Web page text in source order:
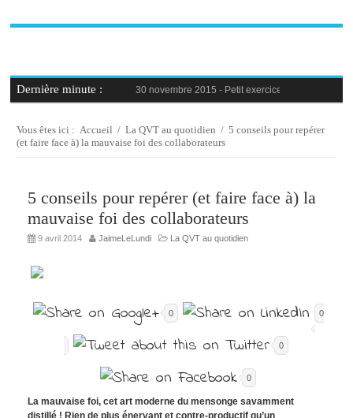
Dernière minute : 30 novembre 2015 - Petit exercice de la semaine
30 novembre 2015 -Blague au bureau #9
23 novembre 2015 - Le syndrome de l’imposteur,
Vous êtes ici :Accueil /La QVT au quotidien /5 conseils pour repérer
(et faire face à) la mauvaise foi des collaborateurs
5 conseils pour repérer (et faire face à) la
mauvaise foi des collaborateurs
9 avril 2014 JaimeLeLundi La QVT au quotidien
0 0
0
0
La mauvaise foi, cet art moderne du mensonge savamment
distillé ! Rien de plus énervant et contre-productif qu’un